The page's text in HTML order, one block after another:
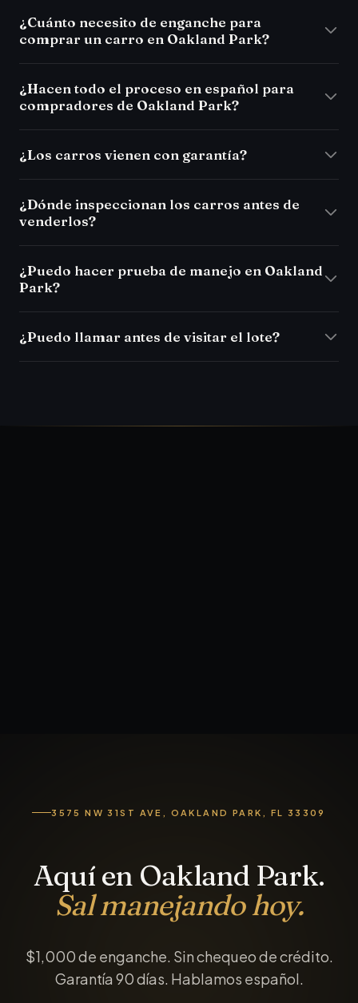
¿Cuánto necesito de enganche para
comprar un carro en Oakland Park?
¿Hacen todo el proceso en español para
compradores de Oakland Park?
¿Los carros vienen con garantía?
¿Dónde inspeccionan los carros antes de
venderlos?
¿Puedo hacer prueba de manejo en Oakland
Park?
¿Puedo llamar antes de visitar el lote?
3575 NW 31ST AVE, OAKLAND PARK, FL 33309
Aquí en Oakland Park.
Sal manejando hoy.
$1,000 de enganche. Sin chequeo de crédito.
Garantía 90 días. Hablamos español.